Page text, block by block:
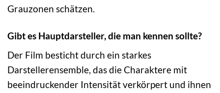
Grauzonen schätzen.
Gibt es Hauptdarsteller, die man kennen sollte?
Der Film besticht durch ein starkes
Darstellerensemble, das die Charaktere mit
beeindruckender Intensität verkörpert und ihnen